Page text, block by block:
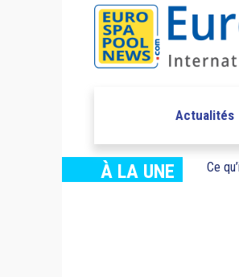
Actualités
À LA UNE Ce